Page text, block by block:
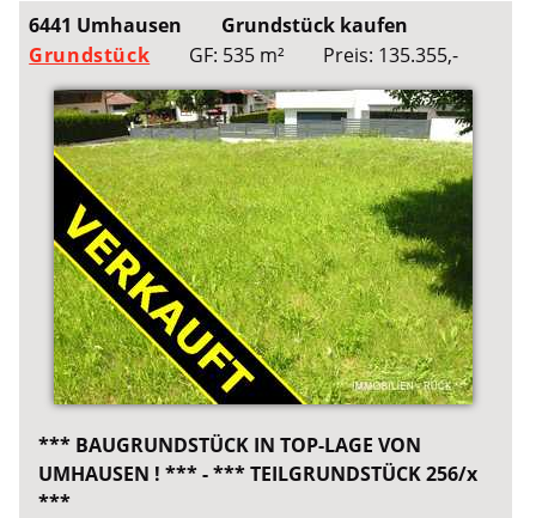
6441 Umhausen
Grundstück kaufen
Grundstück
GF: 535 m² Preis: 135.355,-
*** BAUGRUNDSTÜCK IN TOP-LAGE VON
UMHAUSEN ! *** - *** TEILGRUNDSTÜCK 256/x
***